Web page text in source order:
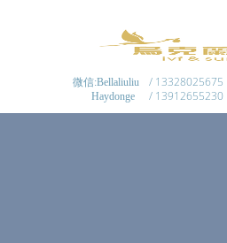
微信:Bellaliuliu
Haydonge
/ 13328025675
/ 13912655230